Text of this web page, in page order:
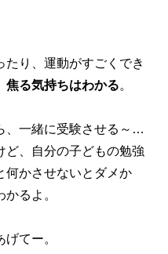
たり、運動がすごくでき
焦る気持ちはわかる。
、一緒に受験させる～…
ど、自分の子どもの勉強
何かさせないとダメか
るよ。
げてー。